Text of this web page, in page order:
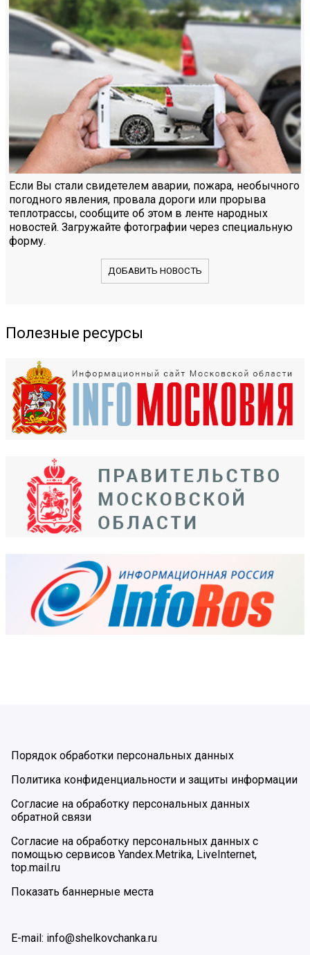
Если Вы стали свидетелем аварии, пожара, необычного
погодного явления, провала дороги или прорыва
теплотрассы, сообщите об этом в ленте народных
новостей. Загружайте фотографии через специальную
форму.
ДОБАВИТЬ НОВОСТЬ
Полезные ресурсы
Порядок обработки персональных данных
Политика конфиденциальности и защиты информации
Согласие на обработку персональных данных
обратной связи
Согласие на обработку персональных данных с
помощью сервисов Yandex.Metrika, LiveInternet,
top.mail.ru
Показать баннерные места
E-mail: info@shelkovchanka.ru